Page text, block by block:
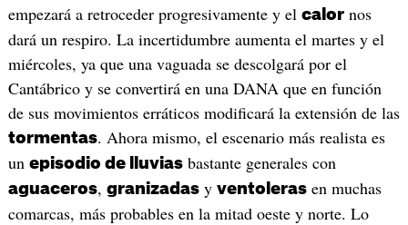
empezará a retroceder progresivamente y el calornos
dará un respiro. La incertidumbre aumenta el martes y el
miércoles, ya que una vaguada se descolgará por el
Cantábrico y se convertirá en una DANA que en función
de sus movimientos erráticos modificará la extensión de las
tormentas. Ahora mismo, el escenario más realista es
un episodio de lluviasbastante generales con
aguaceros, granizadasy ventolerasen muchas
comarcas, más probables en la mitad oeste y norte. Lo